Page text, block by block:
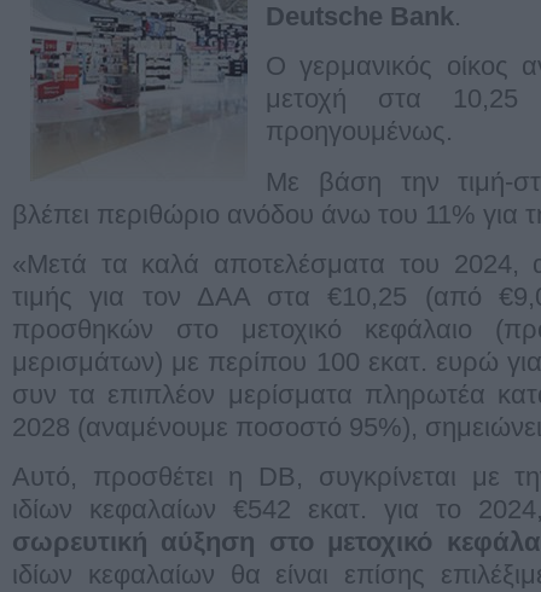
Deutsche Bank.
Ο γερμανικός οίκος
μετοχή στα
προηγουμένως.
Με βάση την τιμή-
βλέπει περιθώριο ανόδου άνω του 11% για
«Μετά τα καλά αποτελέσματα του 2024,
τιμής για τον ΔΑΑ στα €10,25 (από
προσθηκών στο μετοχικό κεφάλαιο
μερισμάτων) με περίπου 100 εκατ. ευρώ
συν τα επιπλέον μερίσματα πληρωτέα
2028 (αναμένουμε ποσοστό 95%),
Αυτό, προσθέτει η DB, συγκρίνεται με
ιδίων κεφαλαίων €542 εκατ. για το
σωρευτική αύξηση στο μετοχικό
ιδίων κεφαλαίων θα είναι επίσης